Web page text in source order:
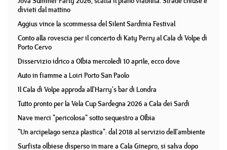
divieti dal mattino
Aggius vince la scommessa del Silent Sardinia Festival
Conto alla rovescia per il concerto di Katy Perry al Cala di Volpe di
Porto Cervo
Disservizio idrico a Olbia mercoledì 10 aprile, ecco dove
Auto in fiamme a Loiri Porto San Paolo
Il Cala di Volpe approda all'Harry's bar di Londra
Tutto pronto per la Vela Cup Sardegna 2026 a Cala dei Sardi
Nave merci "pericolosa" sotto sequestro a Olbia
"Un arcipelago senza plastica": dal 2018 al servizio dell'ambiente
Surfista olbiese disperso in mare a Cala Ginepro, si salva dopo